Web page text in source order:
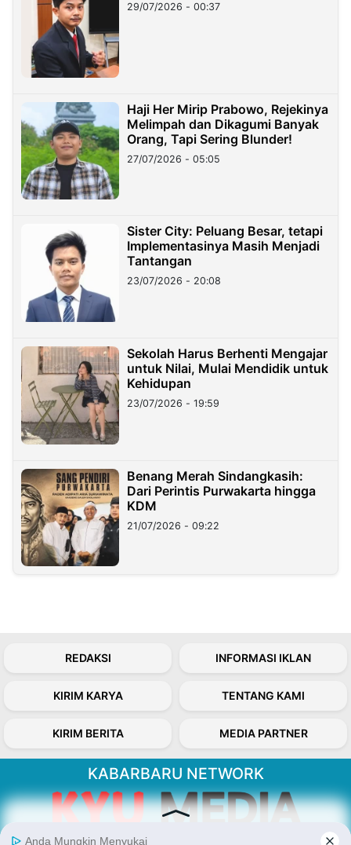
29/07/2026 - 00:37
Haji Her Mirip Prabowo, Rejekinya
Melimpah dan Dikagumi Banyak
Orang, Tapi Sering Blunder!
27/07/2026 - 05:05
Sister City: Peluang Besar, tetapi
Implementasinya Masih Menjadi
Tantangan
23/07/2026 - 20:08
Sekolah Harus Berhenti Mengajar
untuk Nilai, Mulai Mendidik untuk
Kehidupan
23/07/2026 - 19:59
Benang Merah Sindangkasih:
Dari Perintis Purwakarta hingga
KDM
21/07/2026 - 09:22
REDAKSI INFORMASI IKLAN
KIRIM KARYA TENTANG KAMI
KIRIM BERITA MEDIA PARTNER
KABARBARU NETWORK